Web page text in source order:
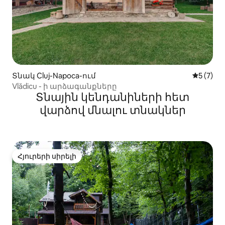
Տնակ Cluj-Napoca-ում Միջին
5 (7)
Vlădicu - ի արձագանքները
Տնային կենդանիների հետ
վարձով մնալու տնակներ
Հյուրերի սիրելի
Հյուրերի սիրելի